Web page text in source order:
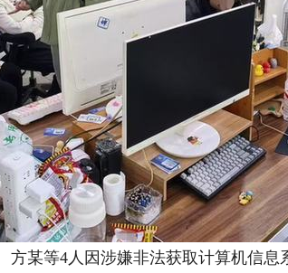
某等4人因涉嫌非法获取计算机信息